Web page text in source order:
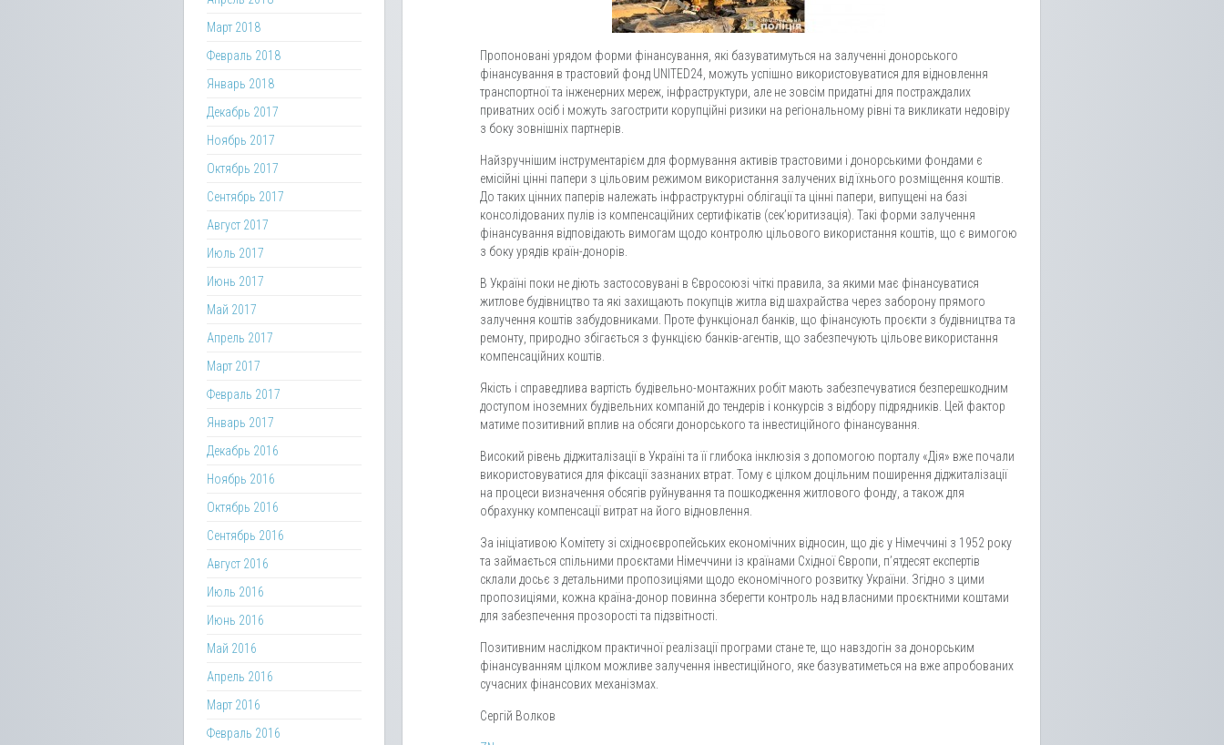
Пропоновані урядом форми фінансування, які базуватимуться на залученні донорського
фінансування в трастовий фонд UNITED24, можуть успішно використовуватися для відновлення
транспортної та інженерних мереж, інфраструктури, але не зовсім придатні для постраждалих
приватних осіб і можуть загострити корупційні ризики на регіональному рівні та викликати недовіру
з боку зовнішніх партнерів.
Найзручнішим інструментарієм для формування активів трастовими і донорськими фондами є
емісійні цінні папери з цільовим режимом використання залучених від їхнього розміщення коштів.
До таких цінних паперів належать інфраструктурні облігації та цінні папери, випущені на базі
консолідованих пулів із компенсаційних сертифікатів (сек’юритизація). Такі форми залучення
фінансування відповідають вимогам щодо контролю цільового використання коштів, що є вимогою
з боку урядів країн-донорів.
В Україні поки не діють застосовувані в Євросоюзі чіткі правила, за якими має фінансуватися
житлове будівництво та які захищають покупців житла від шахрайства через заборону прямого
залучення коштів забудовниками. Проте функціонал банків, що фінансують проєкти з будівництва та
ремонту, природно збігається з функцією банків-агентів, що забезпечують цільове використання
компенсаційних коштів.
Якість і справедлива вартість будівельно-монтажних робіт мають забезпечуватися безперешкодним
доступом іноземних будівельних компаній до тендерів і конкурсів з відбору підрядників. Цей фактор
матиме позитивний вплив на обсяги донорського та інвестиційного фінансування.
Високий рівень діджиталізації в Україні та її глибока інклюзія з допомогою порталу «Дія» вже почали
використовуватися для фіксації зазнаних втрат. Тому є цілком доцільним поширення діджиталізації
на процеси визначення обсягів руйнування та пошкодження житлового фонду, а також для
обрахунку компенсації витрат на його відновлення.
За ініціативою Комітету зі східноєвропейських економічних відносин, що діє у Німеччині з 1952 року
та займається спільними проєктами Німеччини із країнами Східної Європи, п’ятдесят експертів
склали досьє з детальними пропозиціями щодо економічного розвитку України. Згідно з цими
пропозиціями, кожна країна-донор повинна зберегти контроль над власними проєктними коштами
для забезпечення прозорості та підзвітності.
Позитивним наслідком практичної реалізації програми стане те, що навздогін за донорським
фінансуванням цілком можливе залучення інвестиційного, яке базуватиметься на вже апробованих
сучасних фінансових механізмах.
Сергій Волков
Март 2018
Февраль 2018
Январь 2018
Декабрь 2017
Ноябрь 2017
Октябрь 2017
Сентябрь 2017
Август 2017
Июль 2017
Июнь 2017
Май 2017
Апрель 2017
Март 2017
Февраль 2017
Январь 2017
Декабрь 2016
Ноябрь 2016
Октябрь 2016
Сентябрь 2016
Август 2016
Июль 2016
Июнь 2016
Май 2016
Апрель 2016
Март 2016
Февраль 2016